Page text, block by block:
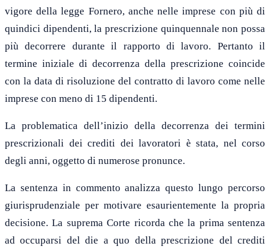
vigore della legge Fornero, anche nelle imprese con più di
quindici dipendenti, la prescrizione quinquennale non possa
più decorrere durante il rapporto di lavoro. Pertanto il
termine iniziale di decorrenza della prescrizione coincide
con la data di risoluzione del contratto di lavoro come nelle
imprese con meno di 15 dipendenti.
La problematica dell’inizio della decorrenza dei termini
prescrizionali dei crediti dei lavoratori è stata, nel corso
degli anni, oggetto di numerose pronunce.
La sentenza in commento analizza questo lungo percorso
giurisprudenziale per motivare esaurientemente la propria
decisione. La suprema Corte ricorda che la prima sentenza
ad occuparsi del die a quo della prescrizione del crediti